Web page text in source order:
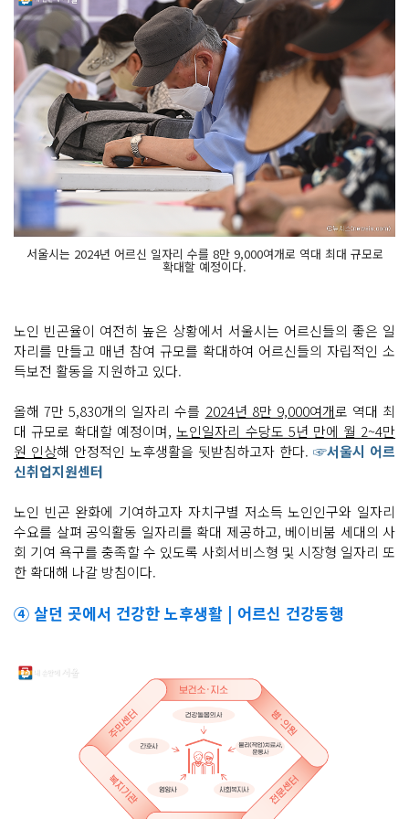
서울시는 2024년 어르신 일자리 수를 8만 9,000여개로 역대 최대 규모로
확대할 예정이다.
노인 빈곤율이 여전히 높은 상황에서 서울시는 어르신들의 좋은 일
자리를 만들고 매년 참여 규모를 확대하여 어르신들의 자립적인 소
득보전 활동을 지원하고 있다.
올해 7만 5,830개의 일자리 수를 2024년 8만 9,000여개로 역대 최
대 규모로 확대할 예정이며,노인일자리 수당도 5년 만에 월 2~4만
원 인상해 안정적인 노후생활을 뒷받침하고자 한다. ☞서울시 어르
신취업지원센터
노인 빈곤 완화에 기여하고자 자치구별 저소득 노인인구와 일자리
수요를 살펴 공익활동 일자리를 확대 제공하고, 베이비붐 세대의 사
회 기여 욕구를 충족할 수 있도록 사회서비스형 및 시장형 일자리 또
한 확대해 나갈 방침이다.
④ 살던 곳에서 건강한 노후생활 | 어르신 건강동행